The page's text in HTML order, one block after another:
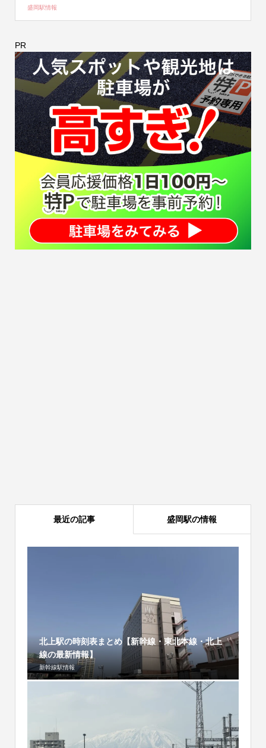
盛岡駅情報
PR
最近の記事 盛岡駅の情報
北上駅の時刻表まとめ【新幹線・東北本線・北上
線の最新情報】
新幹線駅情報